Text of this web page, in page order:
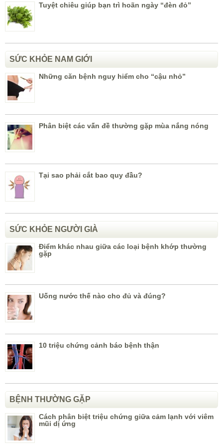
Tuyệt chiêu giúp bạn trì hoãn ngày “đèn đỏ”
SỨC KHỎE NAM GIỚI
Những căn bệnh nguy hiểm cho “cậu nhỏ”
Phân biệt các vấn đề thường gặp mùa nắng nóng
Tại sao phải cắt bao quy đầu?
SỨC KHỎE NGƯỜI GIÀ
Điểm khác nhau giữa các loại bệnh khớp thường
gặp
Uống nước thế nào cho đủ và đúng?
10 triệu chứng cảnh báo bệnh thận
BỆNH THƯỜNG GẶP
Cách phân biệt triệu chứng giữa cảm lạnh với viêm
mũi dị ứng